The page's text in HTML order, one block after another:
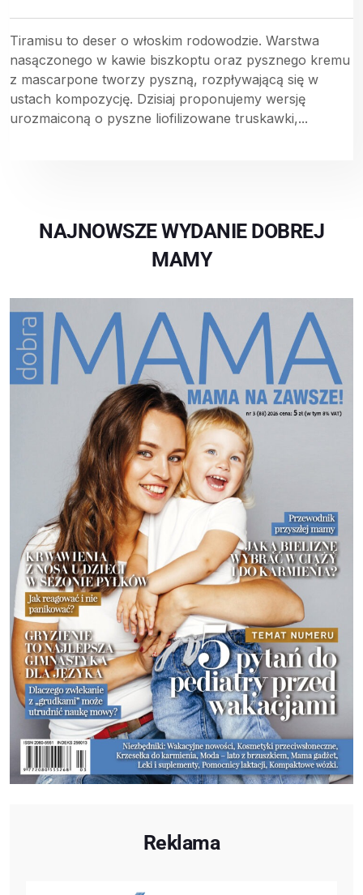
Tiramisu to deser o włoskim rodowodzie. Warstwa
nasączonego w kawie biszkoptu oraz pysznego kremu
z mascarpone tworzy pyszną, rozpływającą się w
ustach kompozycję. Dzisiaj proponujemy wersję
urozmaiconą o pyszne liofilizowane truskawki,...
NAJNOWSZE WYDANIE DOBREJ
MAMY
Reklama